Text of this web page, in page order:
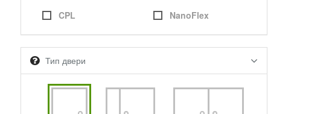
CPL NanoFlex
Тип двери